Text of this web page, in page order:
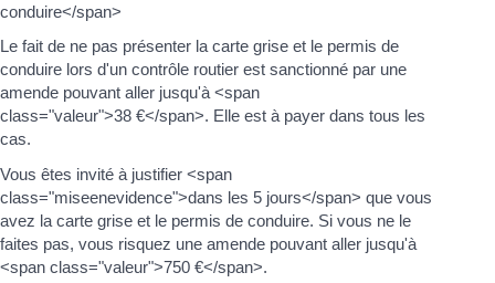
conduire</span>
Le fait de ne pas présenter la carte grise et le permis de
conduire lors d'un contrôle routier est sanctionné par une
amende pouvant aller jusqu'à <span
class="valeur">38 €</span>. Elle est à payer dans tous les
cas.
Vous êtes invité à justifier <span
class="miseenevidence">dans les 5 jours</span> que vous
avez la carte grise et le permis de conduire. Si vous ne le
faites pas, vous risquez une amende pouvant aller jusqu'à
<span class="valeur">750 €</span>.